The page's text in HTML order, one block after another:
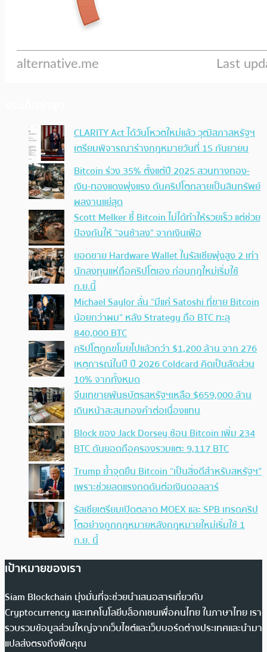
CLARITY Act ได้วันโหวตใหม่แล้ว วุฒิสภาสหรัฐฯ
เตรียมพิจารณาร่างกฎหมายวันที่ 15 กันยายน
Bitcoin ร่วง 35% ตั้งแต่ปี 2025 สวนทางทอง-
เงิน-ทองแดงพุ่งแรง ดันคริปโตกลายเป็นสินทรัพย์
ผลงานแย่สุด
Scott Melker ชี้ Bitcoin ไม่ได้ทำให้รวยเร็ว แต่ช่วย
ป้องกันให้ “จนช้าลง” จากเงินเฟ้อ
ยอดขาย Hardware Wallet ในรัสเซียพุ่งสูง 2 เท่า
นักลงทุนแห่ถือคริปโตเอง ก่อนกฎใหม่เริ่มใช้
ก.ย.นี้
Michael Saylor ลั่น “มีแค่ Satoshi ที่ขาย Bitcoin
น้อยกว่าผม” หลัง Strategy ถือ BTC ทะลุ
840,000 BTC
คริปโตถูกขโมยไปแล้วกว่า $1,200 ล้าน จาก 276
เหตุการณ์ในปี ปี 2026 Coldcard คิดเป็นสัดส่วน
10% จากทั้งหมด
จีนเทขายพันธบัตรสหรัฐฯเหลือ $659,000 ล้าน
เดินหน้าสะสมทองคำต่อเนื่องแทน
Block ของ Jack Dorsey ช้อน Bitcoin เพิ่ม 234
BTC ดันยอดถือครองรวมแตะ 9,117 BTC
Trump ย้ำจุดยืน Bitcoin “เป็นสิ่งดีสำหรับสหรัฐฯ”
เพราะช่วยลดแรงกดดันต่อเงินดอลลาร์
รัสเซียเตรียมเปิดตลาด MOEX และ SPB เทรดคริป
โตอย่างถูกกฎหมายหลังกฎหมายใหม่เริ่มใช้ 1
ก.ย. นี้
เป้าหมายของเรา
Siam Blockchain มุ่งมั่นที่จะช่วยนำเสนอสารเกี่ยวกับ
Cryptocurrency และเทคโนโลยีบล็อกเชนเพื่อคนไทย ในภาษาไทย เรา
รวบรวมข้อมูลส่วนใหญ่จากเว็บไซต์และเว็บบอร์ดต่างประเทศและนำมา
แปลส่งตรงถึงฟีดคุณ